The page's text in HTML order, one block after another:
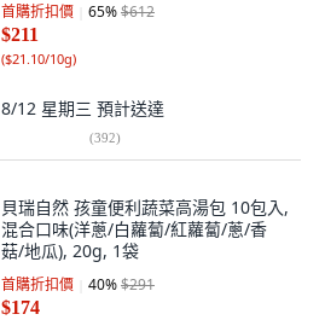
首購折扣價 65%$612
$211
($21.10/10g)
8/12 星期三 預計送達
(392)
貝瑞自然 孩童便利蔬菜高湯包 10包入,
混合口味(洋蔥/白蘿蔔/紅蘿蔔/蔥/香
菇/地瓜), 20g, 1袋
首購折扣價 40%$291
$174